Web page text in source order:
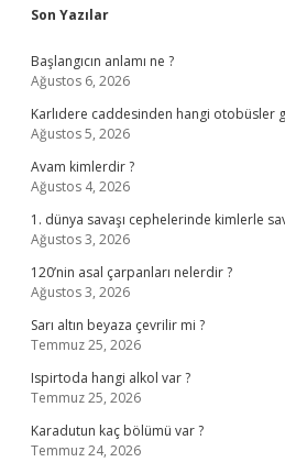
Sidebar
Son Yazılar
Başlangıcın anlamı ne ?
Ağustos 6, 2026
Karlıdere caddesinden hangi otobüsler
Ağustos 5, 2026
Avam kimlerdir ?
Ağustos 4, 2026
1. dünya savaşı cephelerinde kimlerle
Ağustos 3, 2026
120’nin asal çarpanları nelerdir ?
Ağustos 3, 2026
Sarı altın beyaza çevrilir mi ?
Temmuz 25, 2026
Ispirtoda hangi alkol var ?
Temmuz 25, 2026
Karadutun kaç bölümü var ?
Temmuz 24, 2026